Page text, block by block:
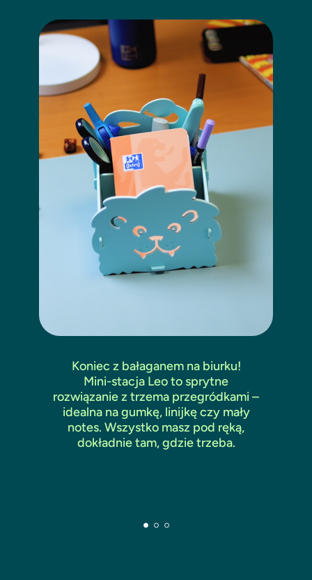
Koniec z bałaganem na biurku!
Mini-stacja Leo to sprytne
rozwiązanie z trzema przegródkami –
idealna na gumkę, linijkę czy mały
notes. Wszystko masz pod ręką,
dokładnie tam, gdzie trzeba.